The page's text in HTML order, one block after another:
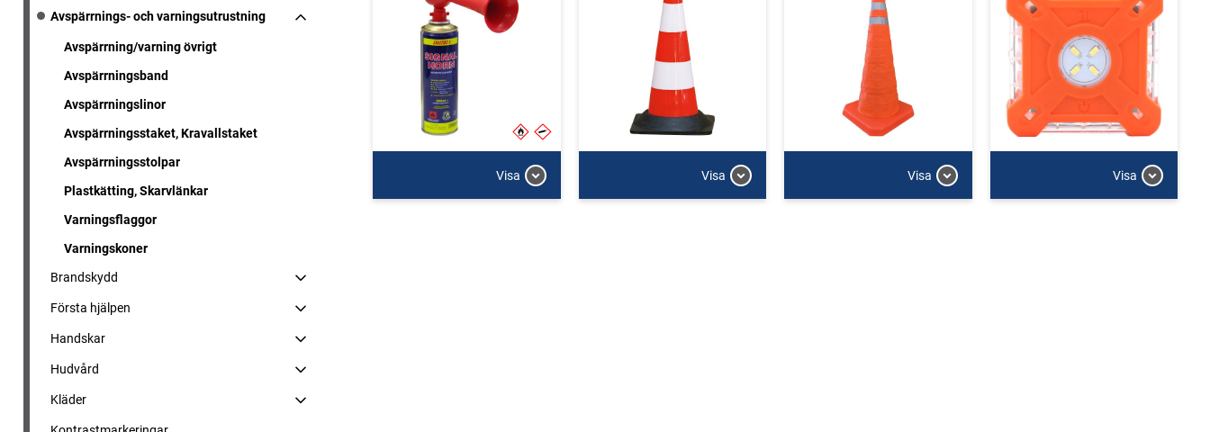
Avspärrnings- och varningsutrustning
Avspärrning/varning övrigt
Avspärrningsband
Avspärrningslinor
Avspärrningsstaket, Kravallstaket
Avspärrningsstolpar
Plastkätting, Skarvlänkar
Varningsflaggor
Varningskoner
Brandskydd
Första hjälpen
Handskar
Hudvård
Kläder
Visa Visa Visa Visa